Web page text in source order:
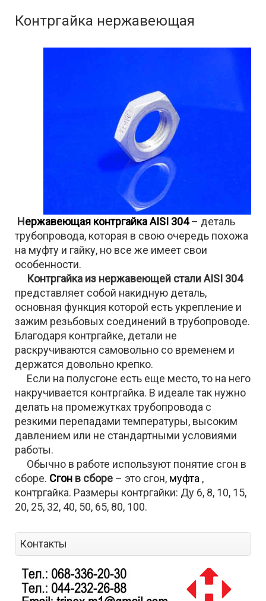
Контргайка нержавеющая
Нержавеющая контргайка AISI 304– деталь
трубопровода, которая в свою очередь похожа
на муфту и гайку, но все же имеет свои
особенности.
Контргайка из нержавеющей стали AISI 304
представляет собой накидную деталь,
основная функция которой есть укрепление и
зажим резьбовых соединений в трубопроводе.
Благодаря контргайке, детали не
раскручиваются самовольно со временем и
держатся довольно крепко.
Если на полусгоне есть еще место, то на него
накручивается контргайка. В идеале так нужно
делать на промежутках трубопровода с
резкими перепадами температуры, высоким
давлением или не стандартными условиями
работы.
Обычно в работе используют понятие сгон в
сборе. Сгон в сборе – это сгон, муфта ,
контргайка. Размеры контргайки: Ду 6, 8, 10, 15,
20, 25, 32, 40, 50, 65, 80, 100.
Контакты